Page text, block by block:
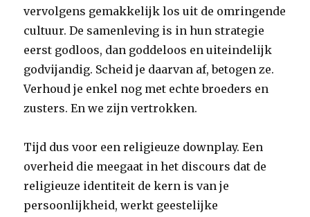
vervolgens gemakkelijk los uit de omringende
cultuur. De samenleving is in hun strategie
eerst godloos, dan goddeloos en uiteindelijk
godvijandig. Scheid je daarvan af, betogen ze.
Verhoud je enkel nog met echte broeders en
zusters. En we zijn vertrokken.
Tijd dus voor een religieuze downplay. Een
overheid die meegaat in het discours dat de
religieuze identiteit de kern is van je
persoonlijkheid, werkt geestelijke